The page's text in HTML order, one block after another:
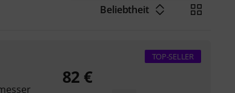
Beliebtheit
TOP-SELLER
82 €